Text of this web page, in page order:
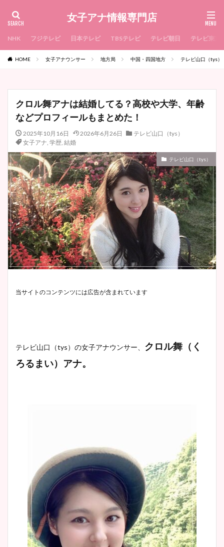
女子アナ情報専門店
NHK フジテレビ 日本テレビ TBSテレビ テレビ朝日 テレビ東京
HOME 女子アナウンサー 地方局 中国・四国地方 テレビ山口（tys）
クロル舞アナは結婚してる？高校や大学、年齢
などプロフィールもまとめた！
2025年10月16日 2026年6月26日
テレビ山口（tys）
女子アナ, 学歴, 結婚
テレビ山口（tys）
当サイトのコンテンツには広告が含まれています
テレビ山口（tys） の女子アナウンサー、 クロル舞（く
ろるまい）アナ。